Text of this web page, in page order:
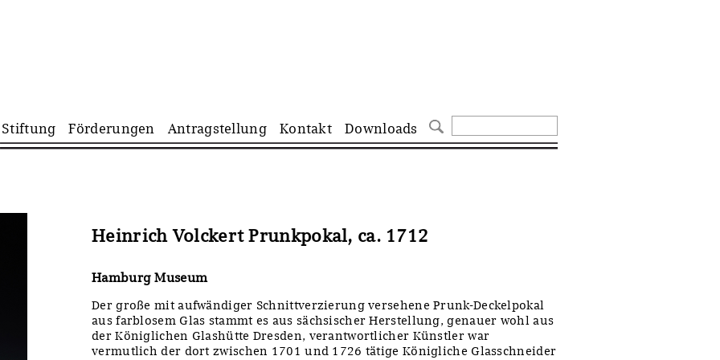
Navigation
überspringen
Stiftung Förderungen Antragstellung Kontakt Downloads
Heinrich Volckert Prunkpokal, ca. 1712
Hamburg Museum
Der große mit aufwändiger Schnittverzierung versehene Prunk-Deckelpokal
aus farblosem Glas stammt es aus sächsischer Herstellung, genauer wohl aus
der Königlichen Glashütte Dresden, verantwortlicher Künstler war
vermutlich der dort zwischen 1701 und 1726 tätige Königliche Glasschneider